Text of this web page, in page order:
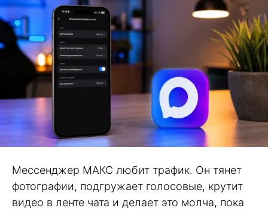
Мессенджер МАКС любит трафик. Он тянет
фотографии, подгружает голосовые, крутит
видео в ленте чата и делает это молча, пока